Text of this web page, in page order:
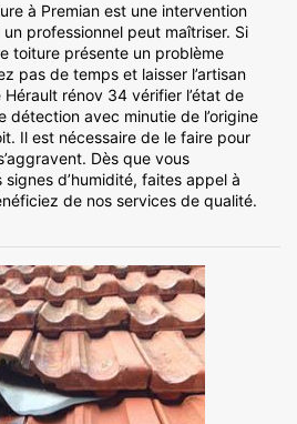
à Premian est une intervention
professionnel peut maîtriser. Si
toiture présente un problème
pas de temps et laisser l’artisan
rénov 34 vérifier l’état de
avec minutie de l’origine
Il est nécessaire de le faire pour
Dès que vous
d’humidité, faites appel à
de nos services de qualité.